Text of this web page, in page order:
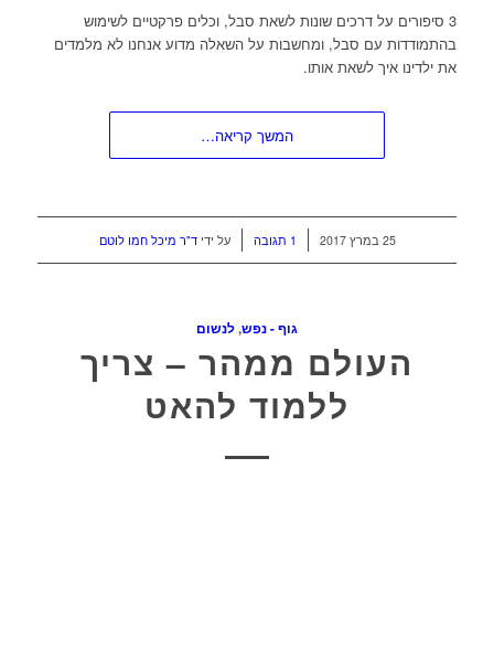
3 סיפורים על דרכים שונות לשאת סבל, וכלים פרקטיים לשימוש
בהתמודדות עם סבל, ומחשבות על השאלה מדוע אנחנו לא מלמדים
את ילדינו איך לשאת אותו.
המשך קריאה…
25 במרץ 2017 / 1 תגובה על ידיד"ר מיכל חמו לוטם
גוף - נפש,לנשום
העולם ממהר – צריך
ללמוד להאט